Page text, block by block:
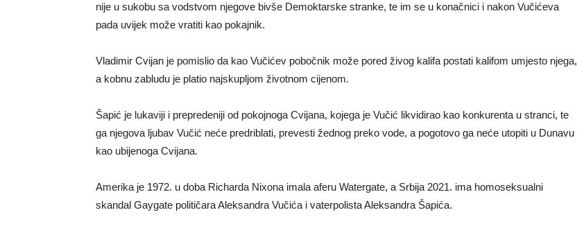
nije u sukobu sa vodstvom njegove bivše Demoktarske stranke, te im se u konačnici i nakon Vučićeva
pada uvijek može vratiti kao pokajnik.
Vladimir Cvijan je pomislio da kao Vučićev pobočnik može pored živog kalifa postati kalifom umjesto njega,
a kobnu zabludu je platio najskupljom životnom cijenom.
Šapić je lukaviji i prepredeniji od pokojnoga Cvijana, kojega je Vučić likvidirao kao konkurenta u stranci, te
ga njegova ljubav Vučić neće predriblati, prevesti žednog preko vode, a pogotovo ga neće utopiti u Dunavu
kao ubijenoga Cvijana.
Amerika je 1972. u doba Richarda Nixona imala aferu Watergate, a Srbija 2021. ima homoseksualni
skandal Gaygate političara Aleksandra Vučića i vaterpolista Aleksandra Šapića.